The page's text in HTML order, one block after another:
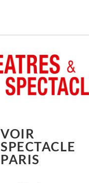
VOIR
SPECTACLE
PARIS